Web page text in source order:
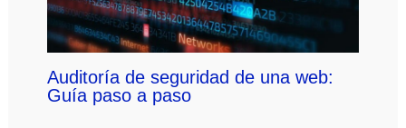
Auditoría de seguridad de una web:
Guía paso a paso